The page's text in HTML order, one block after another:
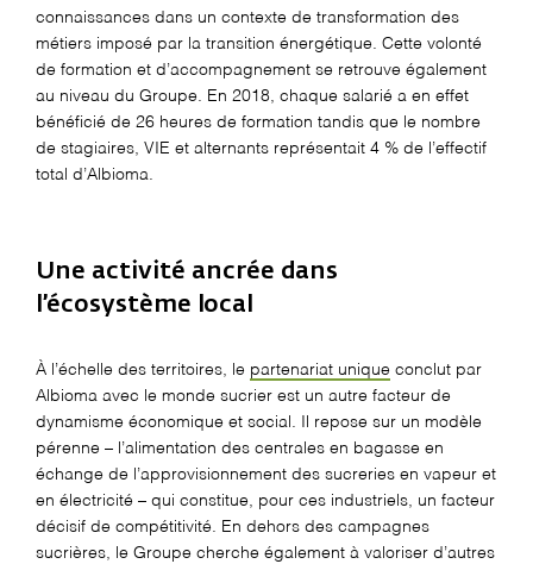
connaissances dans un contexte de transformation des
métiers imposé par la transition énergétique. Cette volonté
de formation et d’accompagnement se retrouve également
au niveau du Groupe. En 2018, chaque salarié a en effet
bénéficié de 26 heures de formation tandis que le nombre
de stagiaires, VIE et alternants représentait 4 % de l’effectif
total d’Albioma.
Une activité ancrée dans
l’écosystème local
À l’échelle des territoires, le partenariat unique conclut par
Albioma avec le monde sucrier est un autre facteur de
dynamisme économique et social. Il repose sur un modèle
pérenne – l’alimentation des centrales en bagasse en
échange de l’approvisionnement des sucreries en vapeur et
en électricité – qui constitue, pour ces industriels, un facteur
décisif de compétitivité. En dehors des campagnes
sucrières, le Groupe cherche également à valoriser d’autres